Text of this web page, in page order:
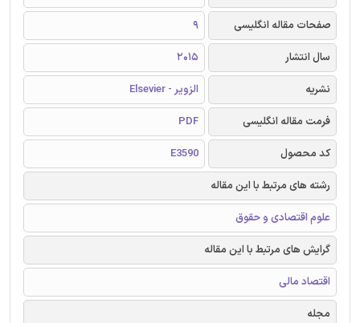
صفحات مقاله انگلیسی
9
سال انتشار
2015
نشریه
الزویر - Elsevier
فرمت مقاله انگلیسی
PDF
کد محصول
E3590
رشته های مرتبط با این مقاله
علوم اقتصادی و حقوق
گرایش های مرتبط با این مقاله
اقتصاد مالی
مجله